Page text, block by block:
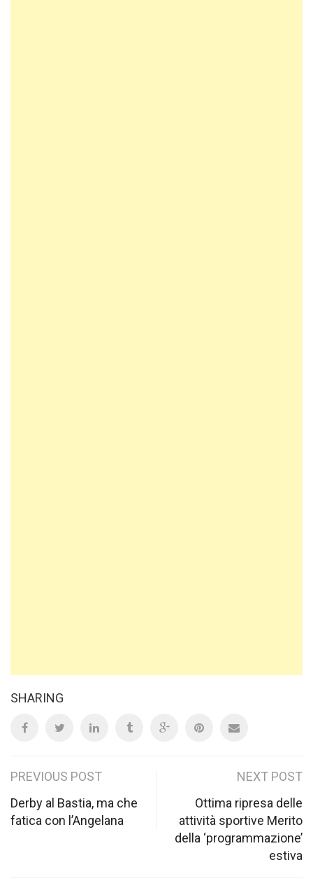
SHARING
Post
navigation
PREVIOUS POST
Derby al Bastia, ma che
fatica con l’Angelana
NEXT POST
Ottima ripresa delle
attività sportive Merito
della ‘programmazione’
estiva